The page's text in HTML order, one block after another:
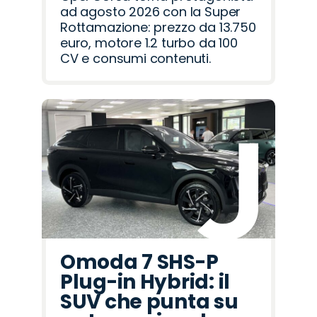
ad agosto 2026 con la Super
Rottamazione: prezzo da 13.750
euro, motore 1.2 turbo da 100
CV e consumi contenuti.
Omoda 7 SHS-P
Plug-in Hybrid: il
SUV che punta su